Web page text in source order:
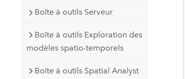
Boîte à outils Serveur
Boîte à outils Exploration des
modèles spatio-temporels
Boîte à outils Spatial Analyst